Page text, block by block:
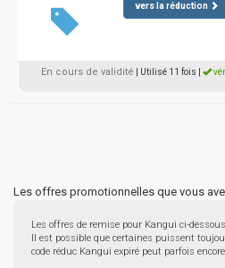
vers la réduction
En cours de validité | Utilisé 11 fois
Les offres promotionnelles que vous
Les offres de remise pour Kangui ci-
Il est possible que certaines puissent
code réduc Kangui expiré peut parfois